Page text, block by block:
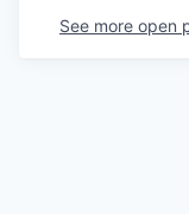
See more open